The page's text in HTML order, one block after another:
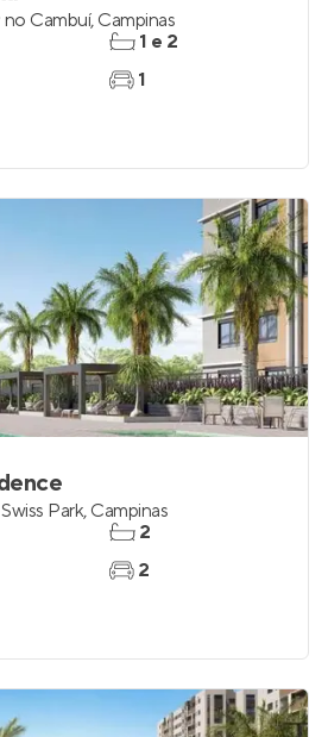
no Cambuí, Campinas
1 e 2
1
Swiss Park, Campinas
2
2